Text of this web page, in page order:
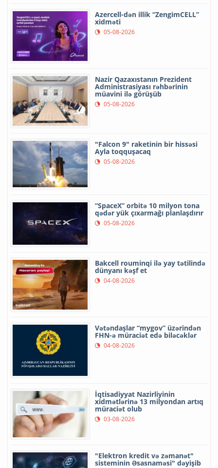
Azercell-dən illik “ZengimCELL”
xidməti
05-08-2026
Nazir Qazaxıstanın Prezident
Administrasiyası rəhbərinin
müavini ilə görüşüb
05-08-2026
"Falcon 9" raketinin bir hissəsi
Ayla toqquşacaq
05-08-2026
“SpaceX” orbitə 10 milyon tona
qədər yük çıxarmağı planlaşdırır
05-08-2026
Bakcell rouminqi ilə yay tətilində
dünyanı kəşf et
04-08-2026
Vətəndaşlar “mygov” üzərindən
FHN-ə müraciət edə biləcəklər
04-08-2026
İqtisadiyyat Nazirliyinin
xidmətlərinə 13 milyondan artıq
müraciət olub
03-08-2026
"Elektron kredit və zəmanət"
sisteminin Əsasnaməsi" dəyişib